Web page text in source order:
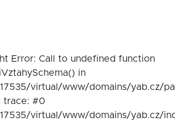
Error: Call to undefined function
in
virtual/www/domains/yab.cz/
trace: #0
virtual/www/domains/yab.cz/